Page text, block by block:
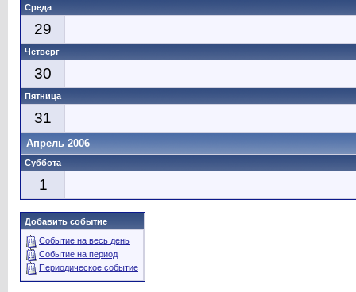
Среда
29
Четверг
30
Пятница
31
Апрель 2006
Суббота
1
Добавить событие
Событие на весь день
Событие на период
Периодическое событие